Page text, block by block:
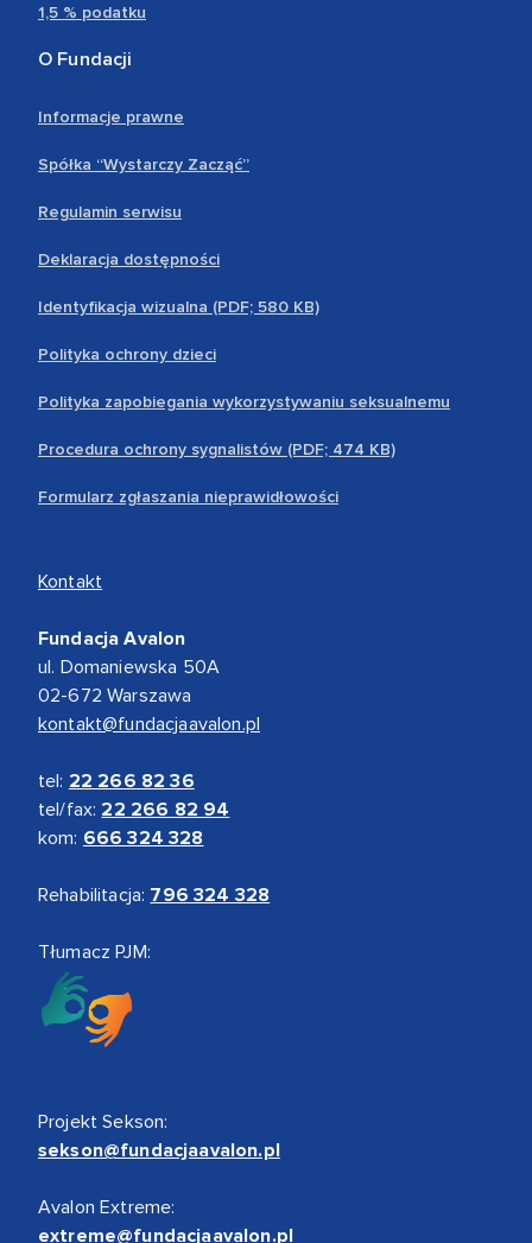
1,5 % podatku
O Fundacji
Informacje prawne
Spółka “Wystarczy Zacząć”
Regulamin serwisu
Deklaracja dostępności
Identyfikacja wizualna (PDF; 580 KB)
Polityka ochrony dzieci
Polityka zapobiegania wykorzystywaniu seksualnemu
Procedura ochrony sygnalistów (PDF; 474 KB)
Formularz zgłaszania nieprawidłowości
Kontakt
Fundacja Avalon
ul. Domaniewska 50A
02-672 Warszawa
kontakt@fundacjaavalon.pl
tel: 22 266 82 36
tel/fax: 22 266 82 94
kom: 666 324 328
Rehabilitacja: 796 324 328
Tłumacz PJM:
Projekt Sekson:
sekson@fundacjaavalon.pl
Avalon Extreme:
extreme@fundacjaavalon.pl